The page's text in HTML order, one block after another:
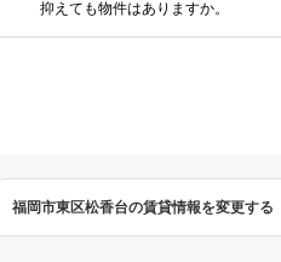
抑えても物件はありますか。
福岡市東区松香台の賃貸情報を変更する